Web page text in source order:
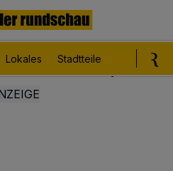
Lokales Stadtteile